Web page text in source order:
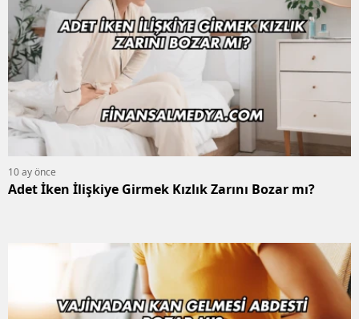
10 ay önce
Adet İken İlişkiye Girmek Kızlık Zarını Bozar mı?